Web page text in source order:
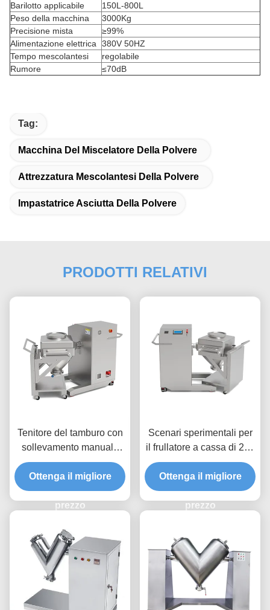
Barilotto applicabile
150L-800L
Peso della macchina
3000Kg
Precisione mista
≥99%
Alimentazione elettrica
380V 50HZ
Tempo mescolantesi
regolabile
Rumore
≤70dB
Tag:
Macchina Del Miscelatore Della Polvere
Attrezzatura Mescolantesi Della Polvere
Impastatrice Asciutta Della Polvere
PRODOTTI RELATIVI
Tenitore del tamburo con
sollevamento manuale
dell'asse Z e taratura
dell'asse X per operazioni
precise del miscelatore
del bidone
Ottenga il migliore
prezzo
Scenari sperimentali per
il frullatore a cassa di 220
V per l'industria chimica
alimentare
Ottenga il migliore
prezzo